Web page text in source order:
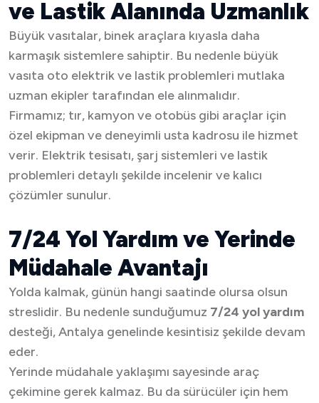
ve Lastik Alanında Uzmanlık
Büyük vasıtalar, binek araçlara kıyasla daha
karmaşık sistemlere sahiptir. Bu nedenle büyük
vasıta oto elektrik ve lastik problemleri mutlaka
uzman ekipler tarafından ele alınmalıdır.
Firmamız; tır, kamyon ve otobüs gibi araçlar için
özel ekipman ve deneyimli usta kadrosu ile hizmet
verir. Elektrik tesisatı, şarj sistemleri ve lastik
problemleri detaylı şekilde incelenir ve kalıcı
çözümler sunulur.
7/24 Yol Yardım ve Yerinde
Müdahale Avantajı
Yolda kalmak, günün hangi saatinde olursa olsun
streslidir. Bu nedenle sunduğumuz 7/24 yol yardım
desteği, Antalya genelinde kesintisiz şekilde devam
eder.
Yerinde müdahale yaklaşımı sayesinde araç
çekimine gerek kalmaz. Bu da sürücüler için hem